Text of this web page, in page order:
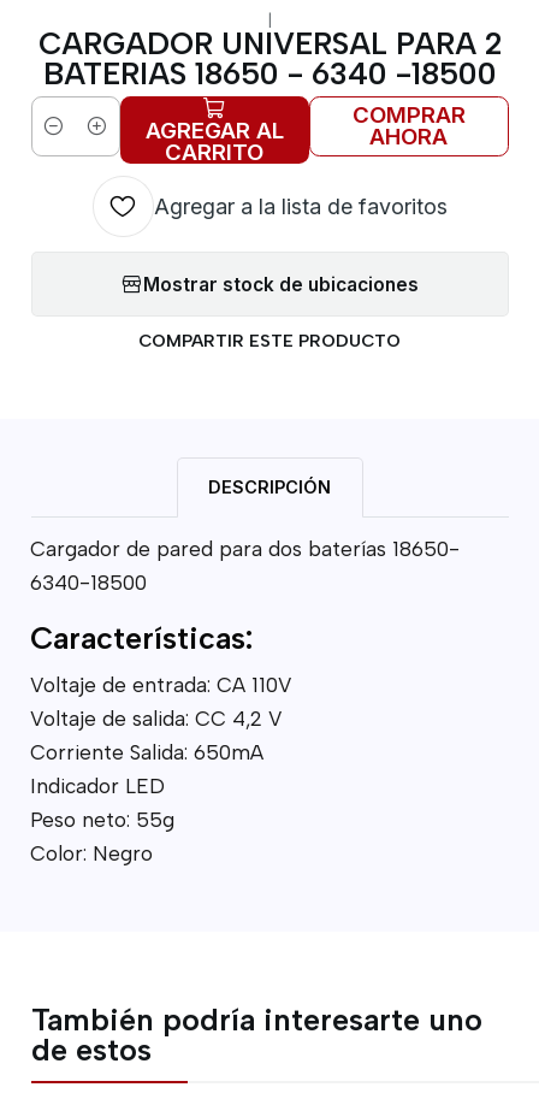
|
CARGADOR UNIVERSAL PARA 2
BATERIAS 18650 - 6340 -18500
Cantidad AGREGAR AL
CARRITO
COMPRAR
AHORA
Agregar a la lista de favoritos
Mostrar stock de ubicaciones
COMPARTIR ESTE PRODUCTO
DESCRIPCIÓN
Cargador de pared para dos baterías 18650-
6340-18500
Características:
Voltaje de entrada: CA 110V
Voltaje de salida: CC 4,2 V
Corriente Salida: 650mA
Indicador LED
Peso neto: 55g
Color: Negro
También podría interesarte uno
de estos